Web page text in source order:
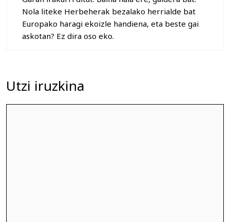
Nola liteke Herbeherak bezalako herrialde bat
Europako haragi ekoizle handiena, eta beste gai
askotan? Ez dira oso eko.
Utzi iruzkina